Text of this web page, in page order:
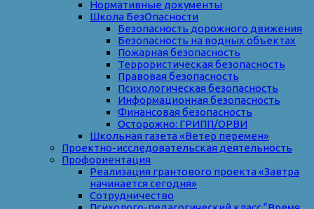
Нормативные документы
Школа БезОпасности
Безопасность дорожного движения
Безопасность на водных объектах
Пожарная безопасность
Террористическая безопасность
Правовая безопасность
Психологическая безопасность
Информационная безопасность
Финансовая безопасность
Осторожно: ГРИПП/ОРВИ
Школьная газета «Ветер перемен»
Проектно-исследовательская деятельность
Профориентация
Реализация грантового проекта «Завтра
начинается сегодня»
Сотрудничество